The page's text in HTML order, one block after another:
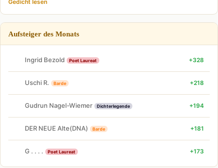
Gedicht lesen
Aufsteiger des Monats
Ingrid Bezold Poet Laureat +328
Uschi R. Barde +218
Gudrun Nagel-Wiemer Dichterlegende +194
DER NEUE Alte(DNA) Barde +181
G . . . . Poet Laureat +173